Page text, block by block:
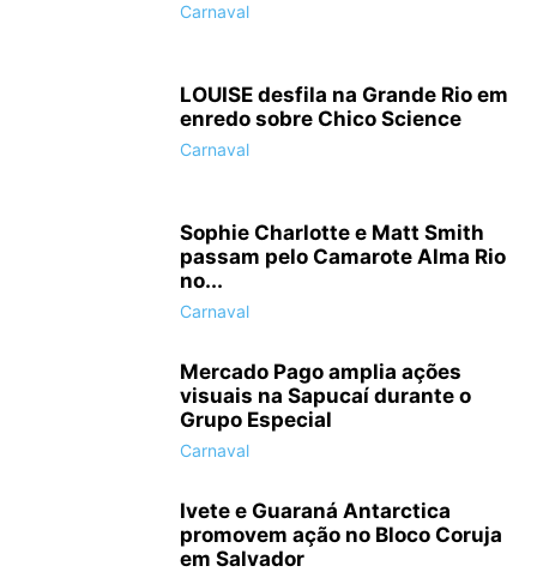
Carnaval
LOUISE desfila na Grande Rio em
enredo sobre Chico Science
Carnaval
Sophie Charlotte e Matt Smith
passam pelo Camarote Alma Rio
no...
Carnaval
Mercado Pago amplia ações
visuais na Sapucaí durante o
Grupo Especial
Carnaval
Ivete e Guaraná Antarctica
promovem ação no Bloco Coruja
em Salvador